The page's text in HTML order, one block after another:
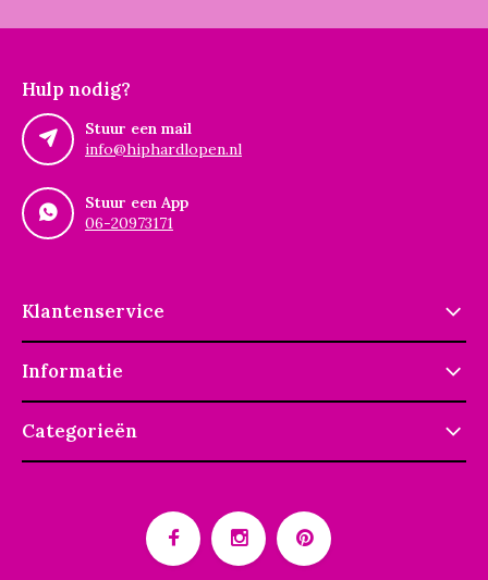
Hulp nodig?
Stuur een mail
info@hiphardlopen.nl
Stuur een App
06-20973171
Klantenservice
Informatie
Categorieën